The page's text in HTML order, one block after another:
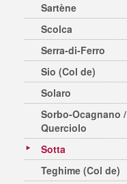
Sartène
Scolca
Serra-di-Ferro
Sio (Col de)
Solaro
Sorbo-Ocagnano /
Querciolo
Sotta
Teghime (Col de)